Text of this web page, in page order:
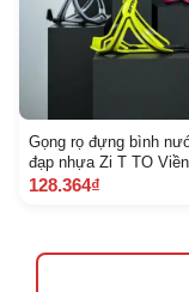
Gọng rọ đựng bình
đạp nhựa Zi T TO
128.364₫